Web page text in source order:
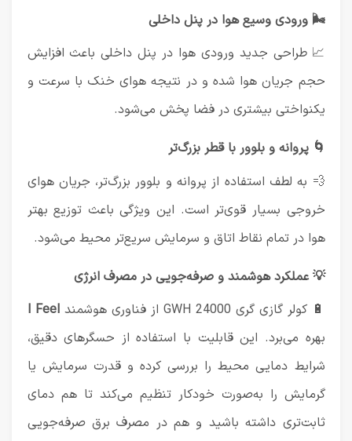
🌬️ ورودی وسیع هوا در پنل داخلی
📈 طراحی جدید ورودی هوا در پنل داخلی باعث افزایش
حجم جریان هوا شده و در نتیجه هوای خنک با سرعت و
یکنواختی بیشتری در فضا پخش می‌شود.
🌀 پروانه و بلوور با قطر بزرگ‌تر
💨 به لطف استفاده از پروانه و بلوور بزرگ‌تر، جریان هوای
خروجی بسیار قوی‌تر است. این ویژگی باعث توزیع بهتر
هوا در تمام نقاط اتاق و سرمایش سریع‌تر محیط می‌شود.
💡 عملکرد هوشمند و صرفه‌جویی در مصرف انرژی
🔋 کولر گازی گری GWH 24000 از فناوری هوشمند
I Feel
بهره می‌برد. این قابلیت با استفاده از حسگرهای دقیق،
شرایط دمایی محیط را بررسی کرده و قدرت سرمایش یا
گرمایش را به‌صورت خودکار تنظیم می‌کند تا هم دمای
ثابت‌تری داشته باشید و هم در مصرف برق صرفه‌جویی